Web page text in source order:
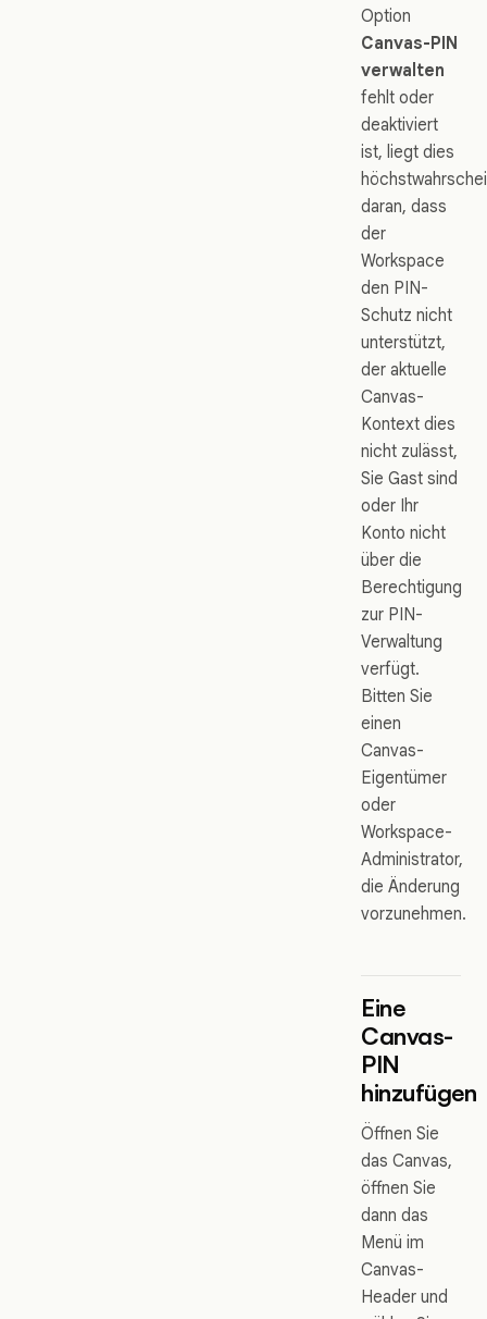
Option
Canvas-PIN
verwalten
fehlt oder
deaktiviert
ist, liegt dies
daran, dass
der
Workspace
den PIN-
Schutz nicht
unterstützt,
der aktuelle
Canvas-
Kontext dies
nicht zulässt,
Sie Gast sind
oder Ihr
Konto nicht
über die
Berechtigung
zur PIN-
Verwaltung
verfügt.
Bitten Sie
einen
Canvas-
Eigentümer
oder
Workspace-
Administrator,
die Änderung
vorzunehmen.
Eine
Canvas-
PIN
hinzufügen
Öffnen Sie
das Canvas,
öffnen Sie
dann das
Menü im
Canvas-
Header und